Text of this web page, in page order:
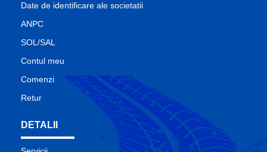
Date de identificare ale societatii
ANPC
SOL/SAL
Contul meu
Comenzi
Retur
DETALII